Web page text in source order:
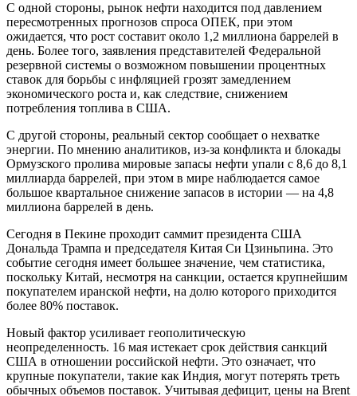
С одной стороны, рынок нефти находится под давлением
пересмотренных прогнозов спроса ОПЕК, при этом
ожидается, что рост составит около 1,2 миллиона баррелей в
день. Более того, заявления представителей Федеральной
резервной системы о возможном повышении процентных
ставок для борьбы с инфляцией грозят замедлением
экономического роста и, как следствие, снижением
потребления топлива в США.
С другой стороны, реальный сектор сообщает о нехватке
энергии. По мнению аналитиков, из-за конфликта и блокады
Ормузского пролива мировые запасы нефти упали с 8,6 до 8,1
миллиарда баррелей, при этом в мире наблюдается самое
большое квартальное снижение запасов в истории — на 4,8
миллиона баррелей в день.
Сегодня в Пекине проходит саммит президента США
Дональда Трампа и председателя Китая Си Цзиньпина. Это
событие сегодня имеет большее значение, чем статистика,
поскольку Китай, несмотря на санкции, остается крупнейшим
покупателем иранской нефти, на долю которого приходится
более 80% поставок.
Новый фактор усиливает геополитическую
неопределенность. 16 мая истекает срок действия санкций
США в отношении российской нефти. Это означает, что
крупные покупатели, такие как Индия, могут потерять треть
обычных объемов поставок. Учитывая дефицит, цены на Brent